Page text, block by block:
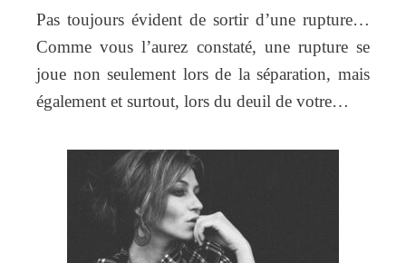
Pas toujours évident de sortir d’une rupture…
Comme vous l’aurez constaté, une rupture se
joue non seulement lors de la séparation, mais
également et surtout, lors du deuil de votre…